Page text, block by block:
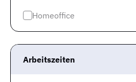
Homeoffice
Arbeitszeiten